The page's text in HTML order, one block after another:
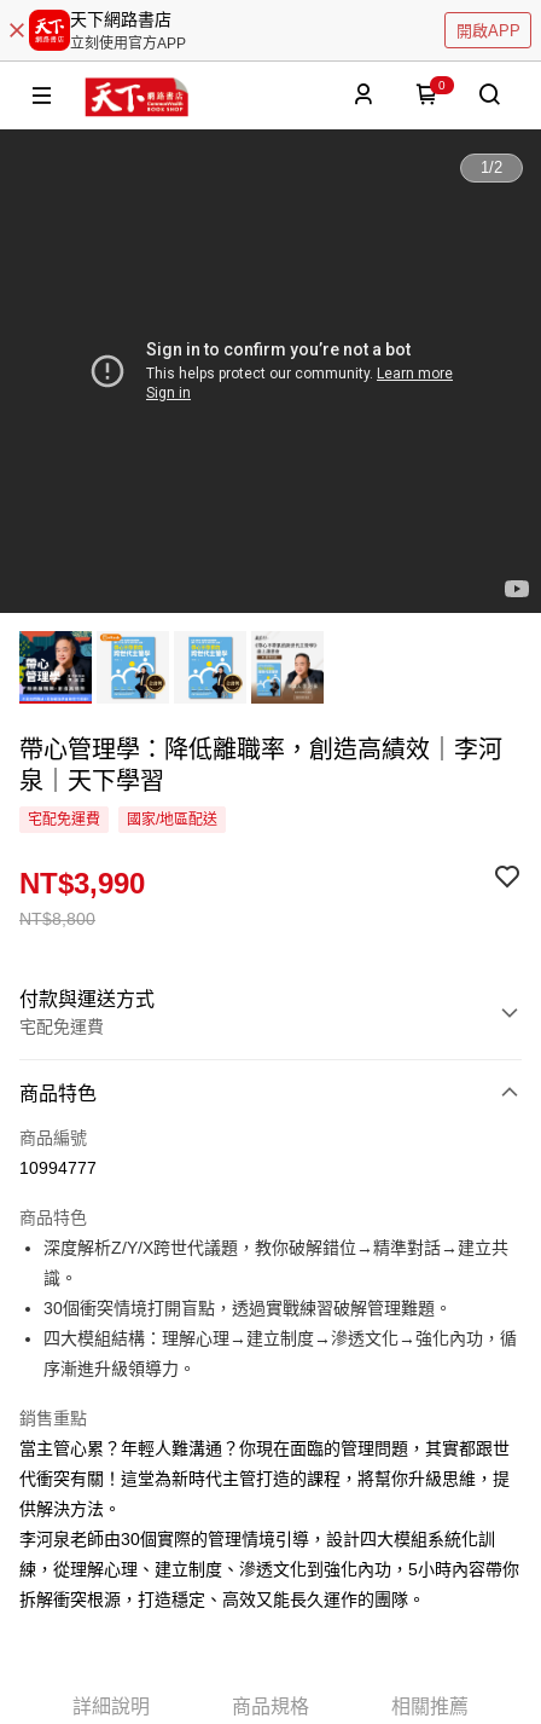
天下網路書店
立刻使用官方APP
開啟APP
0
1/2
帶心管理學：降低離職率，創造高績效｜李河
泉｜天下學習
宅配免運費 國家/地區配送
NT$8,800
NT$3,990
付款與運送方式
宅配免運費
信用卡一次付款
LINE Pay
街口支付
悠遊付
運送方式
每筆NT$70，滿NT$799(含以上)免運費
數位商品免運
數位商品離島免運
免運費
商品特色
商品編號
10994777
商品特色
深度解析Z/Y/X跨世代議題，教你破解錯位→精準對話→建立共
識。
30個衝突情境打開盲點，透過實戰練習破解管理難題。
四大模組結構：理解心理→建立制度→滲透文化→強化內功，循
序漸進升級領導力。
銷售重點
當主管心累？年輕人難溝通？你現在面臨的管理問題，其實都跟世
代衝突有關！這堂為新時代主管打造的課程，將幫你升級思維，提
供解決方法。
李河泉老師由30個實際的管理情境引導，設計四大模組系統化訓
練，從理解心理、建立制度、滲透文化到強化內功，5小時內容帶你
拆解衝突根源，打造穩定、高效又能長久運作的團隊。
詳細說明 商品規格 相關推薦